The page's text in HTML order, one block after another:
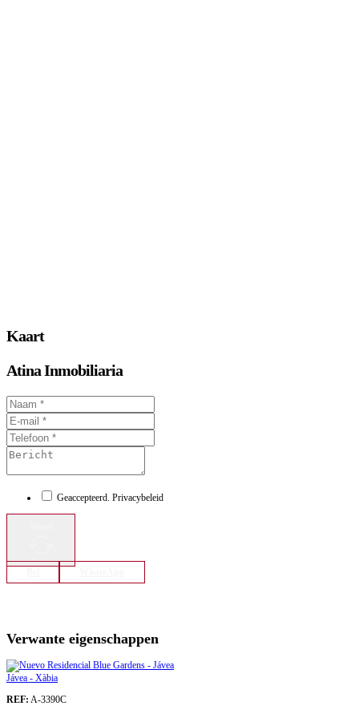
Kaart
Atina Inmobiliaria
Geaccepteerd. Privacybeleid
Verwante eigenschappen
Jávea - Xàbia
REF: A-3390C